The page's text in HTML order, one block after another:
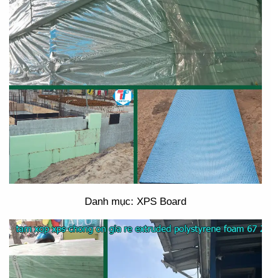
Danh mục: XPS Board